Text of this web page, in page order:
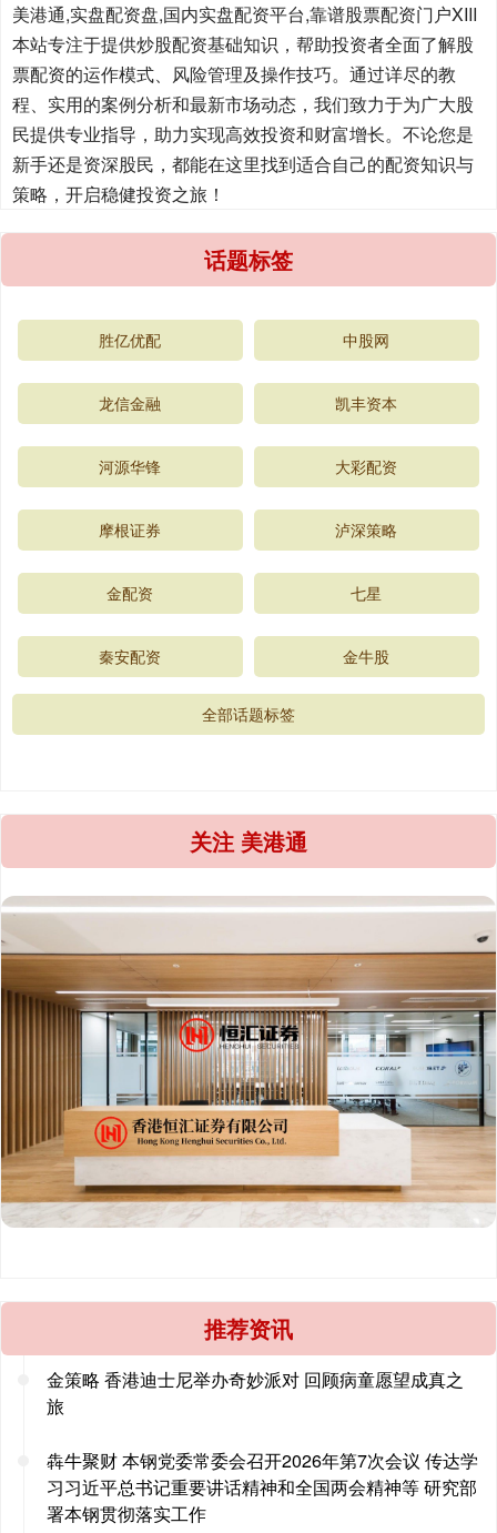
美港通,实盘配资盘,国内实盘配资平台,靠谱股票配资门户XIII‌
本站专注于提供炒股配资基础知识，帮助投资者全面了解股
票配资的运作模式、风险管理及操作技巧。通过详尽的教
程、实用的案例分析和最新市场动态，我们致力于为广大股
民提供专业指导，助力实现高效投资和财富增长。不论您是
新手还是资深股民，都能在这里找到适合自己的配资知识与
策略，开启稳健投资之旅！
话题标签
胜亿优配 中股网
龙信金融 凯丰资本
河源华锋 大彩配资
摩根证券 泸深策略
金配资 七星
秦安配资 金牛股
全部话题标签
关注 美港通
推荐资讯
金策略 香港迪士尼举办奇妙派对 回顾病童愿望成真之
旅
犇牛聚财 本钢党委常委会召开2026年第7次会议 传达学
习习近平总书记重要讲话精神和全国两会精神等 研究部
署本钢贯彻落实工作